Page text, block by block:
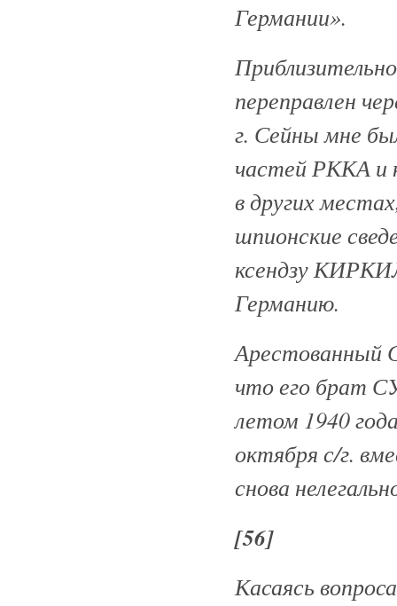
Германии».
переправлен
г. Сейны мне
частей РККА и
в других
шпионские
ксендзу
Германию.
Арестованный
что его брат
летом 1940
октября с/г.
снова
[56]
Касаясь